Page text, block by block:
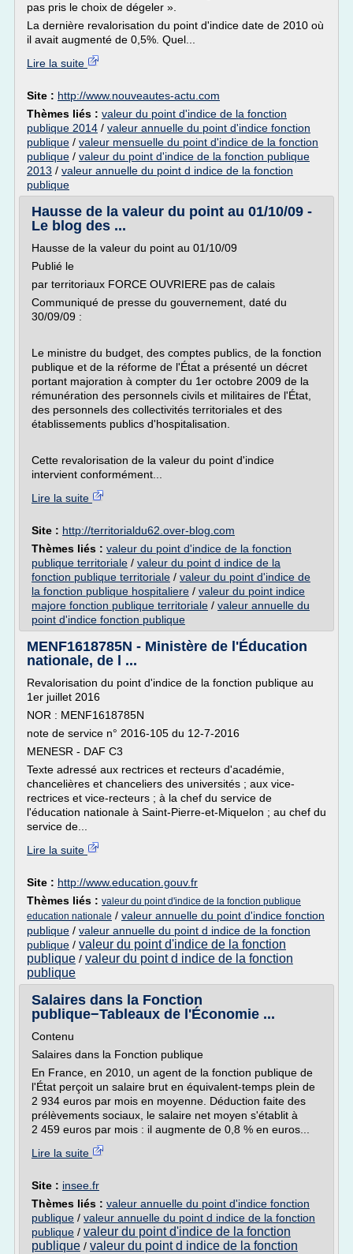
pas pris le choix de dégeler ».
La dernière revalorisation du point d'indice date de 2010 où
il avait augmenté de 0,5%. Quel...
Lire la suite
Site : http://www.nouveautes-actu.com
Thèmes liés : valeur du point d'indice de la fonction
publique 2014 / valeur annuelle du point d'indice fonction
publique / valeur mensuelle du point d'indice de la fonction
publique / valeur du point d'indice de la fonction publique
2013 / valeur annuelle du point d indice de la fonction
publique
Hausse de la valeur du point au 01/10/09 -
Le blog des ...
Hausse de la valeur du point au 01/10/09
Publié le
par territoriaux FORCE OUVRIERE pas de calais
Communiqué de presse du gouvernement, daté du
30/09/09 :
Le ministre du budget, des comptes publics, de la fonction
publique et de la réforme de l'État a présenté un décret
portant majoration à compter du 1er octobre 2009 de la
rémunération des personnels civils et militaires de l'État,
des personnels des collectivités territoriales et des
établissements publics d'hospitalisation.
Cette revalorisation de la valeur du point d'indice
intervient conformément...
Lire la suite
Site : http://territorialdu62.over-blog.com
Thèmes liés : valeur du point d'indice de la fonction
publique territoriale / valeur du point d indice de la
fonction publique territoriale / valeur du point d'indice de
la fonction publique hospitaliere / valeur du point indice
majore fonction publique territoriale / valeur annuelle du
point d'indice fonction publique
MENF1618785N - Ministère de l'Éducation
nationale, de l ...
Revalorisation du point d'indice de la fonction publique au
1er juillet 2016
NOR : MENF1618785N
note de service n° 2016-105 du 12-7-2016
MENESR - DAF C3
Texte adressé aux rectrices et recteurs d'académie,
chancelières et chanceliers des universités ; aux vice-
rectrices et vice-recteurs ; à la chef du service de
l'éducation nationale à Saint-Pierre-et-Miquelon ; au chef du
service de...
Lire la suite
Site : http://www.education.gouv.fr
Thèmes liés : valeur du point d'indice de la fonction publique
education nationale / valeur annuelle du point d'indice fonction
publique / valeur annuelle du point d indice de la fonction
publique / valeur du point d'indice de la fonction
publique / valeur du point d indice de la fonction
publique
Salaires dans la Fonction
publique−Tableaux de l'Économie ...
Contenu
Salaires dans la Fonction publique
En France, en 2010, un agent de la fonction publique de
l'État perçoit un salaire brut en équivalent-temps plein de
2 934 euros par mois en moyenne. Déduction faite des
prélèvements sociaux, le salaire net moyen s'établit à
2 459 euros par mois : il augmente de 0,8 % en euros...
Lire la suite
Site : insee.fr
Thèmes liés : valeur annuelle du point d'indice fonction
publique / valeur annuelle du point d indice de la fonction
publique / valeur du point d'indice de la fonction
publique / valeur du point d indice de la fonction